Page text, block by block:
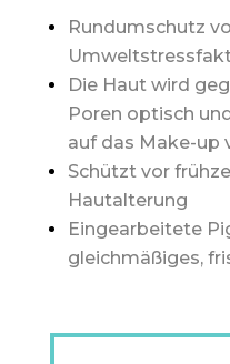
Rundumschutz
Die Haut wird
Poren optisch
auf das Make-up
Schützt vor
Hautalterung
Eingearbeitete
gleichmäßiges,